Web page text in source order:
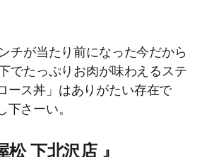
チが当たり前になった今だから
でたっぷりお肉が味わえるステ
ース丼」はありがたい存在で
下さーい。
松 下北沢店 』